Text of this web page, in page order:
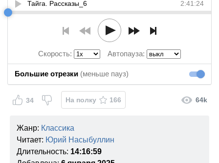
2:41:24
Тайга. Рассказы_6
Скорость: Автопауза:
Большие отрезки (меньше пауз)
34 На полку 166 64k
Жанр: Классика
Читает: Юрий Насыбуллин
Длительность: 14:16:59